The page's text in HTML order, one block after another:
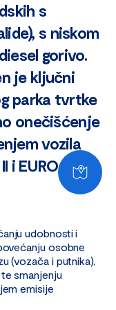
s
s niskom
gorivo.
je ključni
parka tvrtke
onečišćenje
vozila
EURO III
udobnosti i
osobne
(vozača i putnika),
smanjenju
emisije